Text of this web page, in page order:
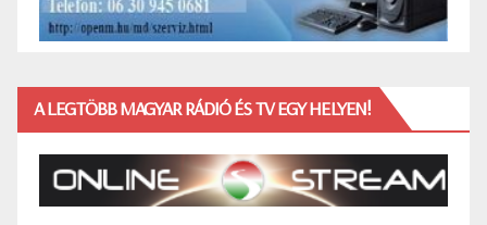
A LEGTÖBB MAGYAR RÁDIÓ ÉS TV EGY HELYEN!